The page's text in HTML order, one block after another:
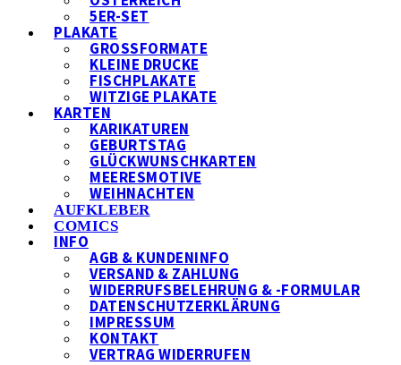
5ER-SET
PLAKATE
GROSSFORMATE
KLEINE DRUCKE
FISCHPLAKATE
WITZIGE PLAKATE
KARTEN
KARIKATUREN
GEBURTSTAG
GLÜCKWUNSCHKARTEN
MEERESMOTIVE
WEIHNACHTEN
AUFKLEBER
COMICS
INFO
AGB & KUNDENINFO
VERSAND & ZAHLUNG
WIDERRUFSBELEHRUNG & -FORMULAR
DATENSCHUTZERKLÄRUNG
IMPRESSUM
KONTAKT
VERTRAG WIDERRUFEN